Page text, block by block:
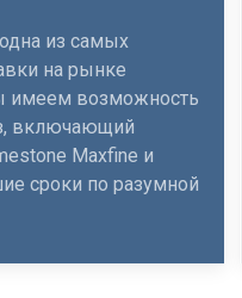
из самых
на рынке
имеем возможность
включающий
Maxfine и
сроки по разумной